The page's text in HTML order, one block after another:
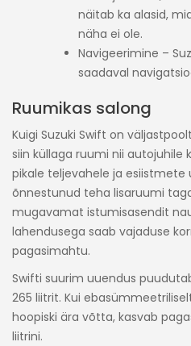
näitab ka alasid,
näha ei ole.
Navigeerimine –
saadaval
Ruumikas salong
Kuigi Suzuki Swift on
siin küllaga ruumi nii autojuhile
pikale teljevahele ja esiistmete
õnnestunud teha lisaruumi
mugavamat istumisasendit
lahendusega saab vajaduse
pagasimahtu.
Swifti suurim uuendus
265 liitrit. Kui
hoopiski ära võtta, kasvab
liitrini.